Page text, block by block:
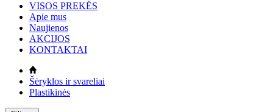
VISOS PREKĖS
Apie mus
Naujienos
AKCIJOS
KONTAKTAI
Šėryklos ir svareliai
Plastikinės